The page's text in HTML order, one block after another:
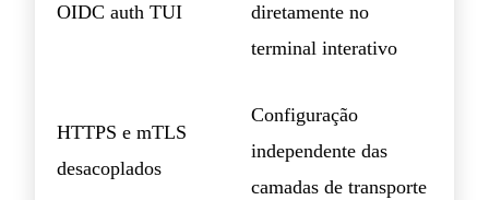
OIDC auth TUI
diretamente no
terminal interativo
HTTPS e mTLS
desacoplados
Configuração
independente das
camadas de transporte